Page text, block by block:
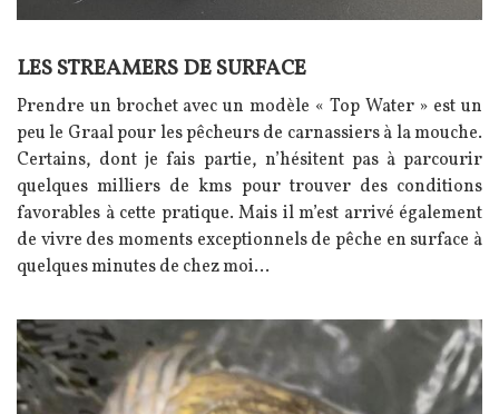
Texte
LES STREAMERS DE SURFACE
Prendre un brochet avec un modèle « Top Water » est un
peu le Graal pour les pêcheurs de carnassiers à la mouche.
Certains, dont je fais partie, n’hésitent pas à parcourir
quelques milliers de kms pour trouver des conditions
favorables à cette pratique. Mais il m’est arrivé également
de vivre des moments exceptionnels de pêche en surface à
quelques minutes de chez moi...
Image